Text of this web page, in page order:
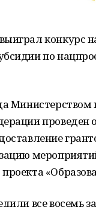
конкурс
по
Министерством
проведен
все восемь